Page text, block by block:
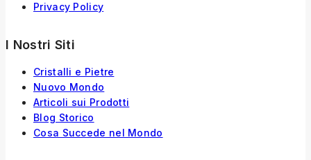
Privacy Policy
I Nostri Siti
Cristalli e Pietre
Nuovo Mondo
Articoli sui Prodotti
Blog Storico
Cosa Succede nel Mondo